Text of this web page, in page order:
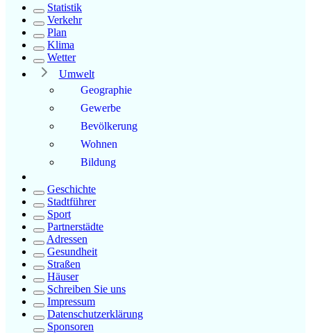
Statistik
Verkehr
Plan
Klima
Wetter
Umwelt
Geographie
Gewerbe
Bevölkerung
Wohnen
Bildung
Geschichte
Stadtführer
Sport
Partnerstädte
Adressen
Gesundheit
Straßen
Häuser
Schreiben Sie uns
Impressum
Datenschutzerklärung
Sponsoren